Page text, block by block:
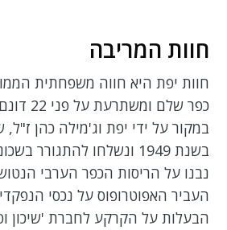
חוות המריבה
חוות יפת היא חווה משפחתית
כפר שלם
במקור על ידי יפת וג'מילה כהן
בשנת 1949 ונשלחו להתגורר
העביר האפוטרופוס על נכסי
הבעלות על הקרקע לחברת 'שיכון